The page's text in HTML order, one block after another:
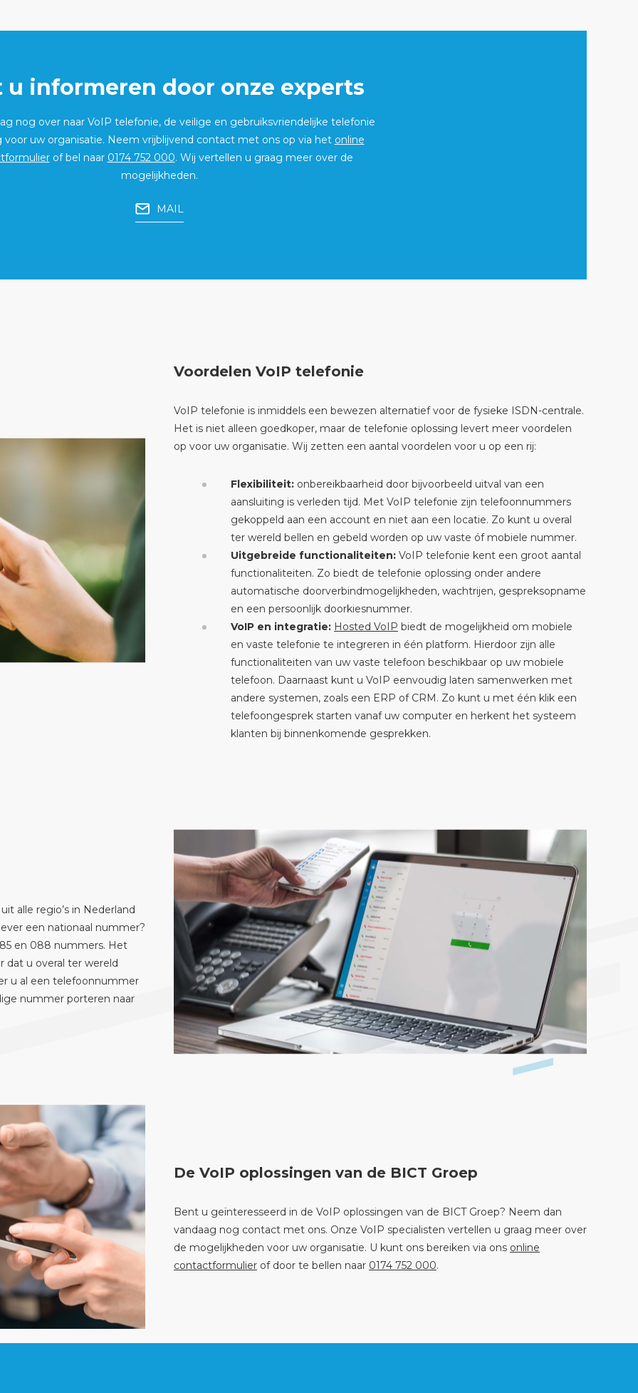
u informeren door onze experts
nog over naar VoIP telefonie, de veilige en gebruiksvriendelijke telefonie
voor uw organisatie. Neem vrijblijvend contact met ons op via het online
of bel naar 0174 752 000. Wij vertellen u graag meer over de
mogelijkheden.
MAIL
Voordelen VoIP telefonie
VoIP telefonie is inmiddels een bewezen alternatief voor de fysieke ISDN-centrale.
Het is niet alleen goedkoper, maar de telefonie oplossing levert meer voordelen
op voor uw organisatie. Wij zetten een aantal voordelen voor u op een rij:
Flexibiliteit: onbereikbaarheid door bijvoorbeeld uitval van een
aansluiting is verleden tijd. Met VoIP telefonie zijn telefoonnummers
gekoppeld aan een account en niet aan een locatie. Zo kunt u overal
ter wereld bellen en gebeld worden op uw vaste óf mobiele nummer.
Uitgebreide functionaliteiten: VoIP telefonie kent een groot aantal
functionaliteiten. Zo biedt de telefonie oplossing onder andere
automatische doorverbindmogelijkheden, wachtrijen, gespreksopname
en een persoonlijk doorkiesnummer.
VoIP en integratie: Hosted VoIP biedt de mogelijkheid om mobiele
en vaste telefonie te integreren in één platform. Hierdoor zijn alle
functionaliteiten van uw vaste telefoon beschikbaar op uw mobiele
telefoon. Daarnaast kunt u VoIP eenvoudig laten samenwerken met
andere systemen, zoals een ERP of CRM. Zo kunt u met één klik een
telefoongesprek starten vanaf uw computer en herkent het systeem
klanten bij binnenkomende gesprekken.
alle regio’s in Nederland
een nationaal nummer?
en 088 nummers. Het
dat u overal ter wereld
u al een telefoonnummer
nummer porteren naar
De VoIP oplossingen van de BICT Groep
Bent u geïnteresseerd in de VoIP oplossingen van de BICT Groep? Neem dan
vandaag nog contact met ons. Onze VoIP specialisten vertellen u graag meer over
de mogelijkheden voor uw organisatie. U kunt ons bereiken via ons online
contactformulier of door te bellen naar 0174 752 000.